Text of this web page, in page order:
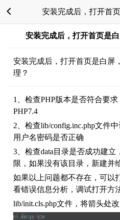
安装完成后，打开首
安装完成后，打开首页是
安装完成后，打开首页是白屏
理？
1、检查PHP版本是否符合要求
PHP7.4
2、检查lib/config.inc.php文件
用户名密码是否正确
3、检查data目录是否成功建立
限，如果没有该目录，新建并
如果以上问题都不存在，可以
看错误信息分析，调试打开方
lib/init.cls.php文件，将箭头处